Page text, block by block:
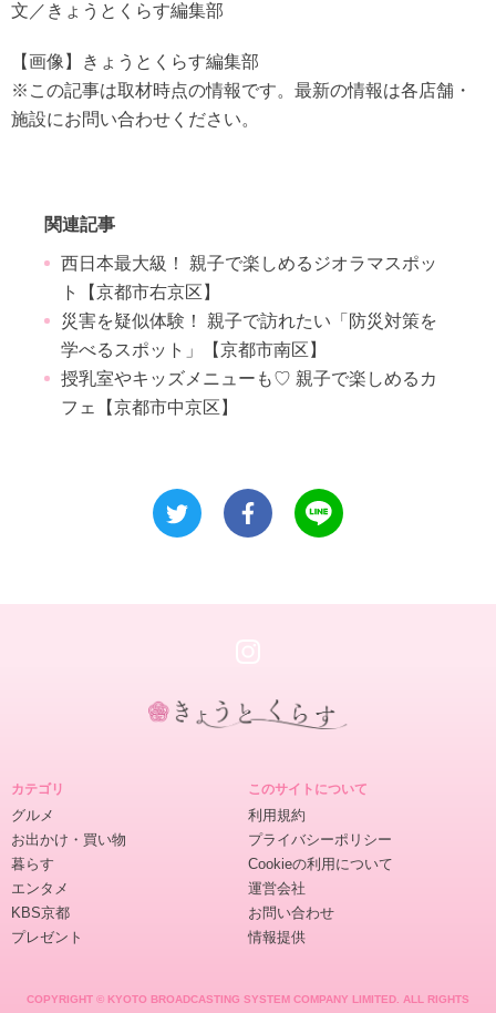
文／きょうとくらす編集部
【画像】きょうとくらす編集部
※この記事は取材時点の情報です。最新の情報は各店舗・
施設にお問い合わせください。
関連記事
西日本最大級！ 親子で楽しめるジオラマスポッ
ト【京都市右京区】
災害を疑似体験！ 親子で訪れたい「防災対策を
学べるスポット」【京都市南区】
授乳室やキッズメニューも♡ 親子で楽しめるカ
フェ【京都市中京区】
カテゴリ
グルメ
お出かけ・買い物
暮らす
エンタメ
KBS京都
プレゼント
このサイトについて
利用規約
プライバシーポリシー
Cookieの利用について
運営会社
お問い合わせ
情報提供
COPYRIGHT © KYOTO BROADCASTING SYSTEM COMPANY LIMITED. ALL RIGHTS